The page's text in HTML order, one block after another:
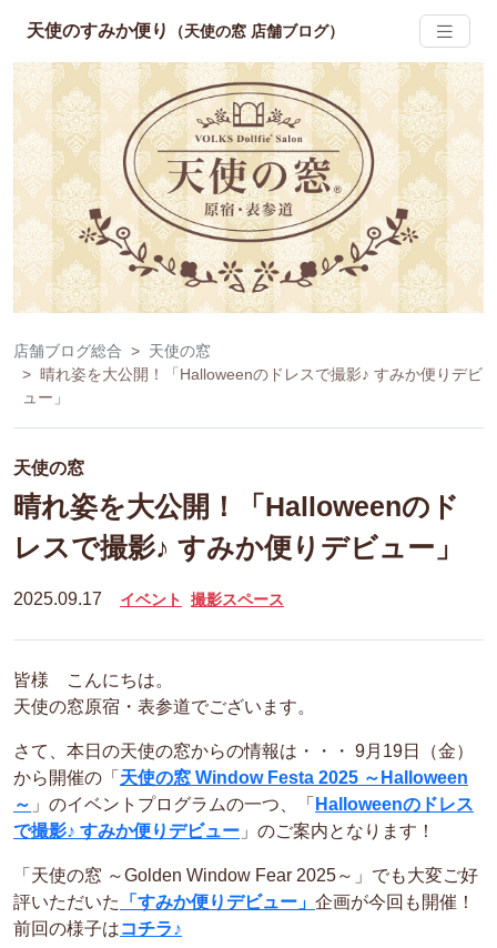
天使のすみか便り （天使の窓 店舗ブログ）
店舗ブログ総合
天使の窓
晴れ姿を大公開！「Halloweenのドレスで撮影♪ すみか便りデビ
ュー」
天使の窓
晴れ姿を大公開！「Halloweenのド
レスで撮影♪ すみか便りデビュー」
2025.09.17 イベント 撮影スペース
皆様 こんにちは。
天使の窓原宿・表参道でございます。
さて、本日の天使の窓からの情報は・・・ 9月19日（金）
から開催の「 天使の窓 Window Festa 2025 ～Halloween
～ 」のイベントプログラムの一つ、「 Halloweenのドレス
で撮影♪ すみか便りデビュー 」のご案内となります！
「天使の窓 ～Golden Window Fear 2025～」でも大変ご好
評いただいた
「すみか便りデビュー」 企画が今回も開催！
前回の様子はコチラ♪